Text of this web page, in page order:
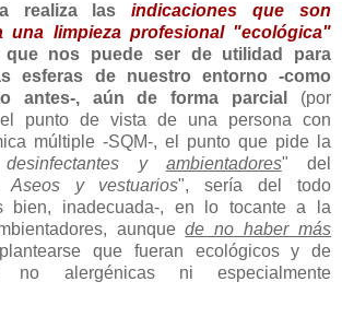
realiza lasindicaciones que son
una limpieza profesional "ecológica"
nos puede ser de utilidad para
esferas de nuestro entorno -como
antes-, aún de forma parcial
(por
punto de vista de una persona con
múltiple -SQM-, el punto que pide la
y ambientadores" del
Aseos y vestuarios", sería del todo
bien, inadecuada-, en lo tocante a la
aunquede no haber más
que fueran ecológicos y de
no alergénicas ni especialmente